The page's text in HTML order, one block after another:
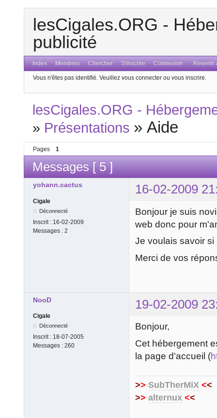
lesCigales.ORG -
publicité
Index Membres Chercher S'inscrire Connexion Revenir
Vous n'êtes pas identifié. Veuillez vous connecter ou vous inscrire.
lesCigales.ORG -
» Présentations »Aide
Pages 1
Messages [ 5 ]
yohann.cactus 16-02-2009
Cigale
Déconnecté
Inscrit : 16-02-2009
Messages : 2
Bonjour je suis
web donc pour
Je voulais savoir
Merci de vos
NooD 19-02-2009
Cigale
Déconnecté
Inscrit : 18-07-2005
Messages : 260
Bonjour,
Cet hébergement
la page d'accueil (
>> SubTherMiX <<
>> alternux <<